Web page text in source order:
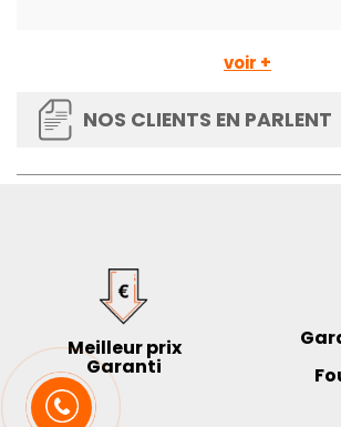
voir +
NOS CLIENTS EN PARLENT
Meilleur prix
Garanti